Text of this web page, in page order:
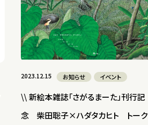
2023.12.15 お知らせ イベント
\\ 新絵本雑誌「さがるまーた」刊行記
念 柴田聡子×ハダタカヒト トーク